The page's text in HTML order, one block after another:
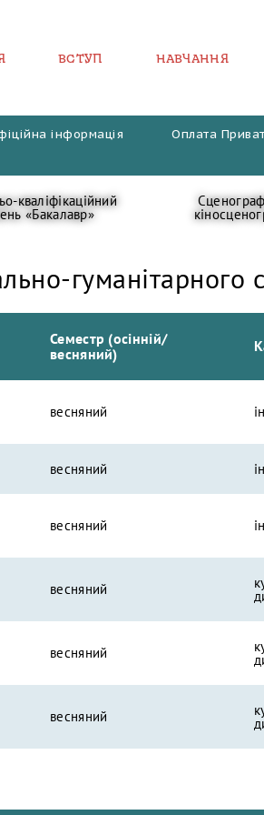
ВСТУП НАВЧАННЯ
інформація Оплата
кваліфікаційний
«Бакалавр»
гуманітарного
Семестр (осінній/
весняний)
весняний
весняний
весняний
весняний
весняний
весняний